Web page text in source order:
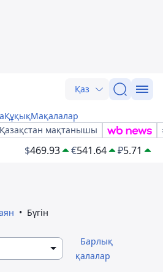
Қаз
ҚұқықМақалалар
мақтанышы
$469.93 €541.64 ₽5.71
Бүгін
Барлық
қалалар